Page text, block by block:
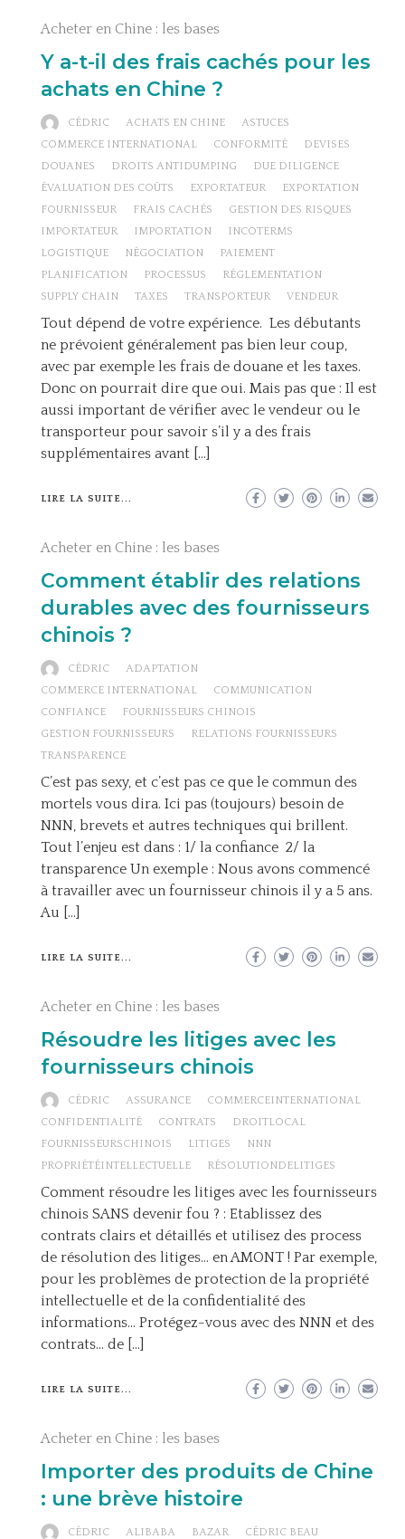
Acheter en Chine : les bases
Y a-t-il des frais cachés pour les
achats en Chine ?
CÉDRIC ACHATS EN CHINE
ASTUCES
COMMERCE INTERNATIONAL
CONFORMITÉ
DEVISES
DOUANES
DROITS ANTIDUMPING
DUE DILIGENCE
ÉVALUATION DES COÛTS
EXPORTATEUR
EXPORTATION
FOURNISSEUR
FRAIS CACHÉS
GESTION DES RISQUES
IMPORTATEUR
IMPORTATION
INCOTERMS
LOGISTIQUE
NÉGOCIATION
PAIEMENT
PLANIFICATION
PROCESSUS
RÉGLEMENTATION
SUPPLY CHAIN
TAXES TRANSPORTEUR VENDEUR
Tout dépend de votre expérience. Les débutants
ne prévoient généralement pas bien leur coup,
avec par exemple les frais de douane et les taxes.
Donc on pourrait dire que oui. Mais pas que : Il est
aussi important de vérifier avec le vendeur ou le
transporteur pour savoir s’il y a des frais
supplémentaires avant […]
LIRE LA SUITE...
Acheter en Chine : les bases
Comment établir des relations
durables avec des fournisseurs
chinois ?
CÉDRIC
ADAPTATION
COMMERCE INTERNATIONAL
COMMUNICATION
CONFIANCE
FOURNISSEURS CHINOIS
GESTION FOURNISSEURS
RELATIONS FOURNISSEURS
TRANSPARENCE
C’est pas sexy, et c’est pas ce que le commun des
mortels vous dira. Ici pas (toujours) besoin de
NNN, brevets et autres techniques qui brillent.
Tout l’enjeu est dans : 1/ la confiance 2/ la
transparence Un exemple : Nous avons commencé
à travailler avec un fournisseur chinois il y a 5 ans.
Au […]
LIRE LA SUITE...
Acheter en Chine : les bases
Résoudre les litiges avec les
fournisseurs chinois
CÉDRIC ASSURANCE
COMMERCEINTERNATIONAL
CONFIDENTIALITÉ
CONTRATS
DROITLOCAL
FOURNISSEURSCHINOIS
LITIGES
NNN
PROPRIÉTÉINTELLECTUELLE
RÉSOLUTIONDELITIGES
Comment résoudre les litiges avec les fournisseurs
chinois SANS devenir fou ? : Etablissez des
contrats clairs et détaillés et utilisez des process
de résolution des litiges… en AMONT ! Par exemple,
pour les problèmes de protection de la propriété
intellectuelle et de la confidentialité des
informations… Protégez-vous avec des NNN et des
contrats… de […]
LIRE LA SUITE...
Acheter en Chine : les bases
Importer des produits de Chine
: une brève histoire
CÉDRIC ALIBABA BAZAR
CÉDRIC BEAU